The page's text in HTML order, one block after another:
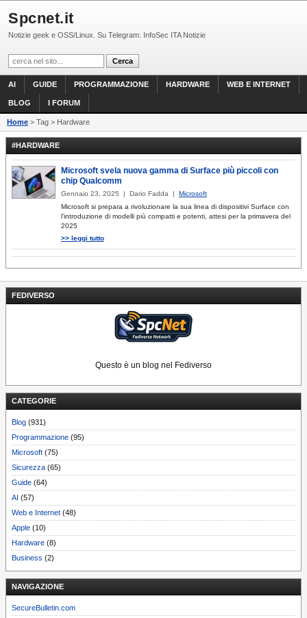
Spcnet.it
Notizie geek e OSS/Linux. Su Telegram: InfoSec ITA Notizie
AI GUIDE PROGRAMMAZIONE HARDWARE WEB E INTERNET
BLOG I FORUM
Home > Tag > Hardware
FEDIVERSO
Questo è un blog nel Fediverso
CATEGORIE
Blog (931)
Programmazione (95)
Microsoft (75)
Sicurezza (65)
Guide (64)
AI (57)
Web e Internet (48)
Apple (10)
Hardware (8)
Business (2)
NAVIGAZIONE
SecureBulletin.com
#HARDWARE
Microsoft svela nuova gamma di Surface più piccoli con
chip Qualcomm
Gennaio 23, 2025 | Dario Fadda | Microsoft
Microsoft si prepara a rivoluzionare la sua linea di dispositivi Surface con
l'introduzione di modelli più compatti e potenti, attesi per la primavera del
2025
>> leggi tutto